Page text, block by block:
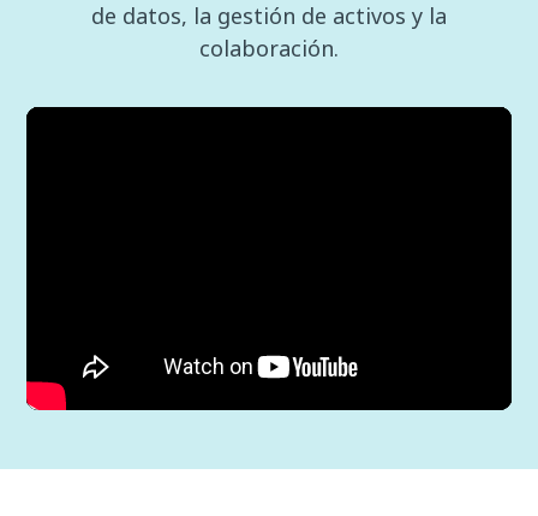
de datos, la gestión de activos y la
colaboración.